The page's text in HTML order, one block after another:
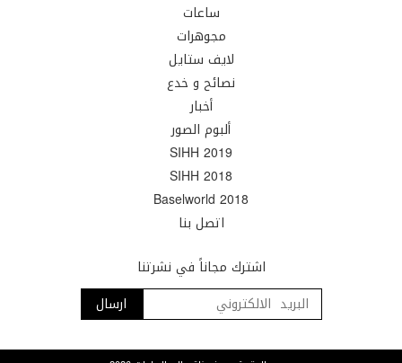
ساعات
مجوهرات
لايف ستايل
نصائح و خدع
أخبار
ألبوم الصور
SIHH 2019
SIHH 2018
Baselworld 2018
اتصل بنا
اشترك مجاناً في نشرتنا